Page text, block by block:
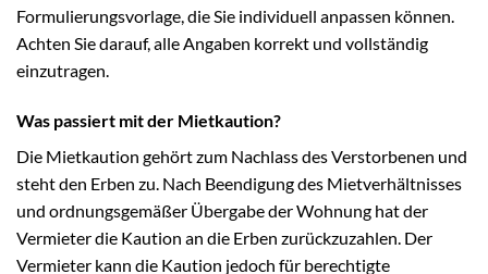
Formulierungsvorlage, die Sie individuell anpassen können.
Achten Sie darauf, alle Angaben korrekt und vollständig
einzutragen.
Was passiert mit der Mietkaution?
Die Mietkaution gehört zum Nachlass des Verstorbenen und
steht den Erben zu. Nach Beendigung des Mietverhältnisses
und ordnungsgemäßer Übergabe der Wohnung hat der
Vermieter die Kaution an die Erben zurückzuzahlen. Der
Vermieter kann die Kaution jedoch für berechtigte